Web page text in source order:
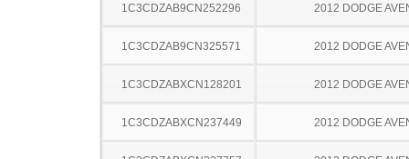
1C3CDZAB9CN252296 2012 DODGE
1C3CDZAB9CN325571 2012 DODGE
1C3CDZABXCN128201 2012 DODGE
1C3CDZABXCN237449 2012 DODGE